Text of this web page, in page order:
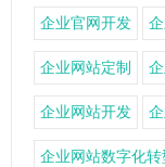
企业官网开发
企业网站定制
企业网站开发
企业网站数字化转